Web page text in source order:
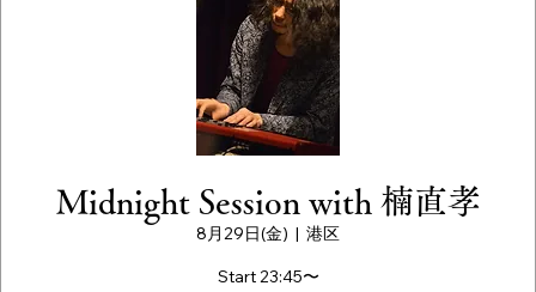
Midnight Session with 楠直孝
8月29日(金)
  |
港区
Start 23:45〜